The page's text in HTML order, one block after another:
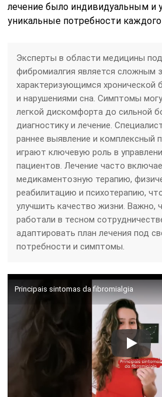
лечение было индивидуальным и
уникальные потребности
Эксперты в области медицины
фибромиалгия является сложным
характеризующимся хронической
и нарушениями сна. Симптомы
легкой дискомфорта до сильной
диагностику и лечение.
раннее выявление и комплексный
играют ключевую роль в
пациентов. Лечение часто
медикаментозную терапию,
реабилитацию и психотерапию,
улучшить качество жизни. Важно,
работали в тесном
адаптировать план лечения под
потребности и симптомы.
Principais sintomas da fibromialgia